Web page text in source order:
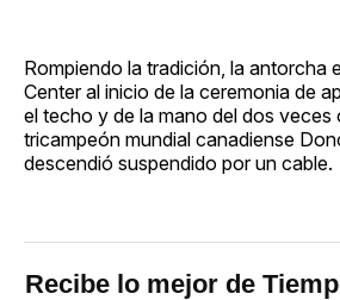
Rompiendo la tradición, la antorcha
Center al inicio de la ceremonia de
el techo y de la mano del dos veces
tricampeón mundial canadiense
descendió suspendido por un cable.
Recibe lo mejor de